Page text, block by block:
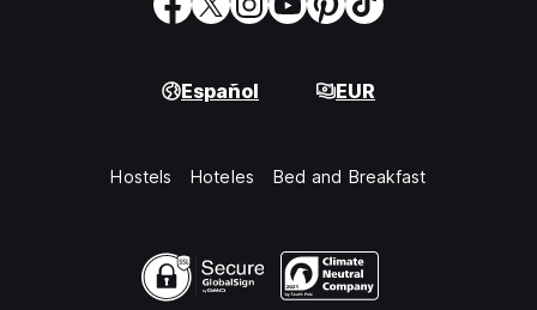
Español EUR
Hostels Hoteles Bed and Breakfast